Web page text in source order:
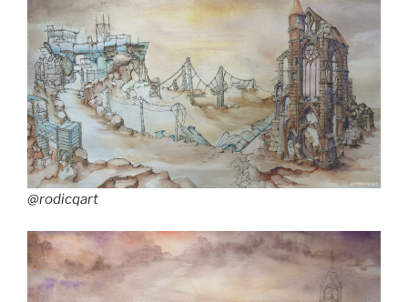
@rodicqart